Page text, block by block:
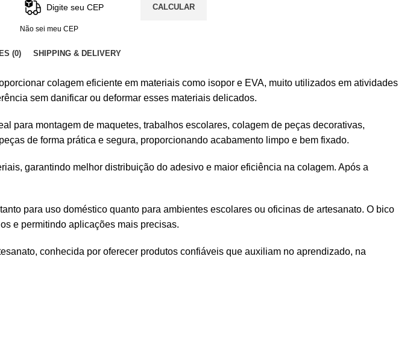
CALCULAR
Não sei meu CEP
(0) SHIPPING & DELIVERY
colagem eficiente em materiais como isopor e EVA, muito utilizados em atividades
sem danificar ou deformar esses materiais delicados.
para montagem de maquetes, trabalhos escolares, colagem de peças decorativas,
de forma prática e segura, proporcionando acabamento limpo e bem fixado.
garantindo melhor distribuição do adesivo e maior eficiência na colagem. Após a
para uso doméstico quanto para ambientes escolares ou oficinas de artesanato. O bico
e permitindo aplicações mais precisas.
conhecida por oferecer produtos confiáveis que auxiliam no aprendizado, na